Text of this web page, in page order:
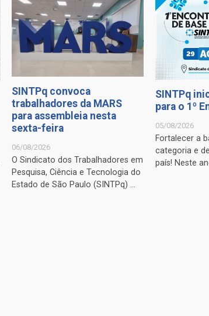
SINTPq convoca
trabalhadores da MARS
para assembleia nesta
sexta-feira
06/08/2026
O Sindicato dos Trabalhadores em
Pesquisa, Ciência e Tecnologia do
Estado de São Paulo (SINTPq) ...
SINTPq
para o 1º
05/08/2026
Fortalecer a
categoria e
país! Neste